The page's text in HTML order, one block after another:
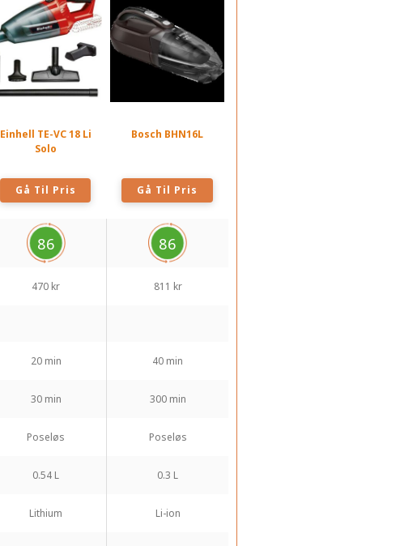
Einhell ‎TE-VC 18 Li
Solo
Gå Til Pris
Bosch BHN16L
Gå Til Pris
86 86
470 kr 811 kr
20 min 40 min
30 min 300 min
Poseløs Poseløs
0.54 L 0.3 L
Lithium Li-ion